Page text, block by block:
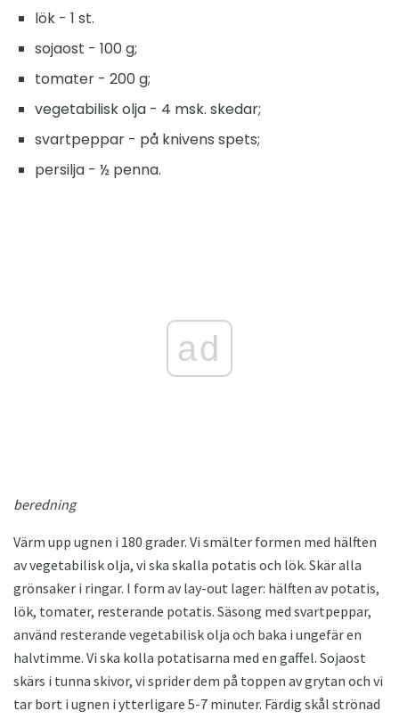
lök - 1 st.
sojaost - 100 g;
tomater - 200 g;
vegetabilisk olja - 4 msk. skedar;
svartpeppar - på knivens spets;
persilja - ½ penna.
ad
beredning
Värm upp ugnen i 180 grader. Vi smälter formen med hälften
av vegetabilisk olja, vi ska skalla potatis och lök. Skär alla
grönsaker i ringar. I form av lay-out lager: hälften av potatis,
lök, tomater, resterande potatis. Säsong med svartpeppar,
använd resterande vegetabilisk olja och baka i ungefär en
halvtimme. Vi ska kolla potatisarna med en gaffel. Sojaost
skärs i tunna skivor, vi sprider dem på toppen av grytan och vi
tar bort i ugnen i ytterligare 5-7 minuter. Färdig skål strönad